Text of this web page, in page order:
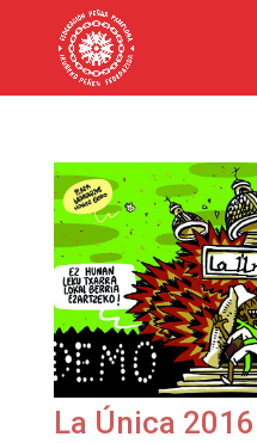
La Única 2016